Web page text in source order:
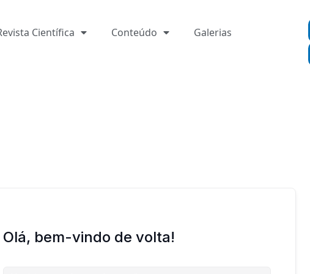
Científica Conteúdo Galerias
Olá, bem-vindo de volta!